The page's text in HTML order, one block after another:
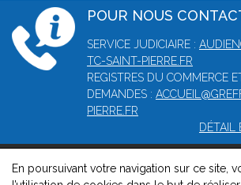
POUR NOUS
SERVICE JUDICIAIRE :
TC-SAINT-PIERRE.FR
REGISTRES DU COMMERCE
DEMANDES :
PIERRE.FR
DÉTAIL
© 2026, Greffe du tribunal mixte de
En poursuivant votre navigation sur ce site,